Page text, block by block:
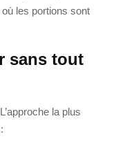
les portions sont
sans tout
la plus